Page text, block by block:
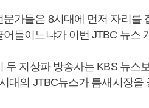
문가들은 8시대에 먼저 자리를
어들이느냐가 이번 JTBC 뉴스
두 지상파 방송사는 KBS 뉴스
대의 JTBC뉴스가 틈새시장